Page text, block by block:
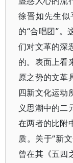
徐晋如先生
的“合唱团”。
们对文革的深
的。表面上看
原之势的文革
四新文化运动
义思潮中的二
在两者的比附
质。关于“新
曾在其《五四